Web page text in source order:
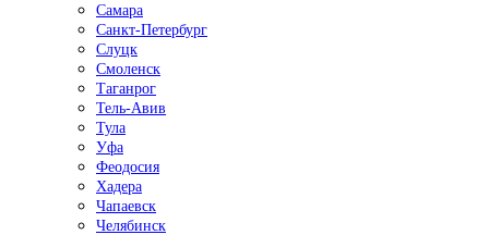
Самара
Санкт-Петербург
Слуцк
Смоленск
Таганрог
Тель-Авив
Тула
Уфа
Феодосия
Хадера
Чапаевск
Челябинск